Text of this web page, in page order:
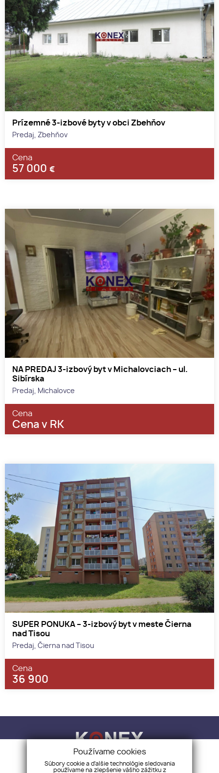
Prízemné 3-izbové byty v obci Zbehňov
Predaj, Zbehňov
Cena
57 000 €
NA PREDAJ 3-izbový byt v Michalovciach – ul.
Sibírska
Predaj, Michalovce
Cena
Cena v RK
SUPER PONUKA – 3-izbový byt v meste Čierna
nad Tisou
Predaj, Čierna nad Tisou
Cena
36 900
Používame cookies
Súbory cookie a ďalšie technológie sledovania
používame na zlepšenie vášho zážitku z